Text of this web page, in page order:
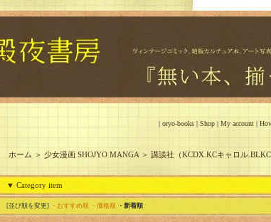
| oryo-books | Shop | My account |
ホーム ＞ 少女漫画 SHOJYO MANGA ＞ 講談社（KCDX.KCキャロル
▼ Category item
[並び順を変更] ・おすすめ順 ・価格順 ・新着順